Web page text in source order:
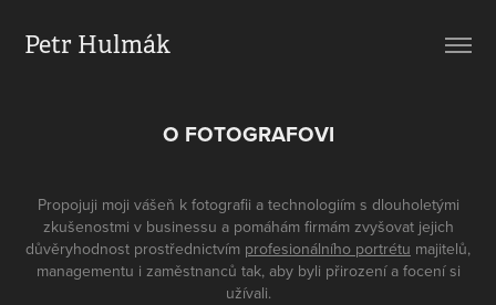
Petr Hulmák
O FOTOGRAFOVI
Propojuji moji vášeň k fotografii a technologiím s dlouholetými
zkušenostmi v businessu a pomáhám firmám zvyšovat jejich
důvěryhodnost prostřednictvím profesionálního portrétu majitelů,
managementu i zaměstnanců tak, aby byli přirození a focení si
užívali.